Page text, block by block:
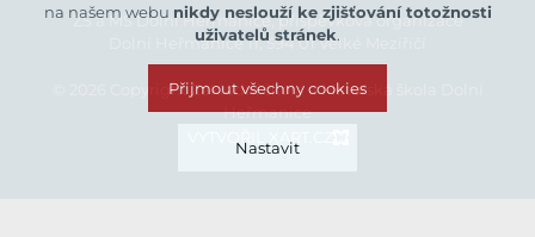
ZŠ a MŠ Dolní Heřmanice, příspěvková organizace
Dolní Heřmanice 11, 594 01 Velké Meziříčí
© 2026 Copyright Základní škola a Mateřská škola Dolní
Heřmanice
na našem webu nikdy neslouží ke zjišťování totožnosti
uživatelů stránek.
Přijmout všechny cookies
Nastavit